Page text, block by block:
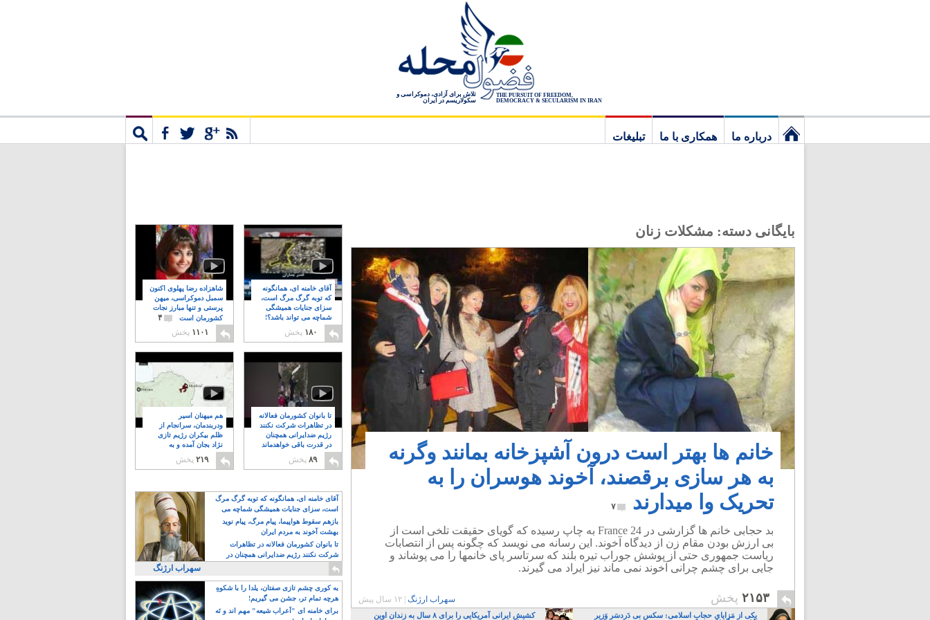
THE PURSUIT OF FREEDOM,
DEMOCRACY & SECULARISM IN IRAN
تلاش برای آزادی، دموکراسی و
سکولاریسم در ایران
درباره ما همکاری با ما
تبلیغات
بایگانی دسته: مشکلات زنان
خانم ها بهتر است درون آشپزخانه بمانند وگرنه
به هر سازی برقصند، آخوند هوسران را به
تحریک وا میدارند
۷
بد حجابی خانم ها گزارشی در France 24 به چاپ رسیده که گویای حقیقت تلخی است از
بی ارزش بودن مقام زن از دیدگاه آخوند. این رسانه می نویسد که چگونه پس از انتصابات
ریاست جمهوری حتی از پوشش جوراب تیره بلند که سرتاسر پای خانمها را می پوشاند و
جایی برای چشم چرانی آخوند نمی ماند نیز ایراد می گیرند.
۲۱۵۳ پخش سهراب ارژنگ ۱۲ سال پیش
یکی از مَزایایِ حجابِ اسلامی: سکسِ بی دَردسَرِ وَزیر
کشیش ایرانی آمریکایی را برای ۸ سال به زندان اوین
شاهزاده رضا پهلوی اکنون
سمبل دموکراسی، میهن
پرستی و تنها مبارز نجات
کشورمان است
۴
۱۱۰۱ پخش
آقای خامنه ای، همانگونه
که توبه گرگ مرگ است،
سزای جنایات همیشگی
شماچه می تواند باشد؟!
۸
۱۸۰ پخش
هم میهنان اسیر
ودربندمان، سرانجام از
ظلم بیکران رژیم تازی
نژاد بجان آمده و به
۲۱۹ پخش
تا بانوان کشورمان فعالانه
در تظاهرات شرکت نکنند
رژیم ضدایرانی همچنان
در قدرت باقی خواهدماند
۸
۸۹ پخش
آقای خامنه ای، همانگونه که توبه گرگ مرگ
است، سزای جنایات همیشگی شماچه می
تواند باشد؟!
بازهم سقوط هواپیما، پیام مرگ، پیام نوید
بهشت آخوند به مردم ایران
تا بانوان کشورمان فعالانه در تظاهرات
شرکت نکنند رژیم ضدایرانی همچنان در
قدرت باقی خواهدماند
سهراب ارژنگ
به کوری چشم تازی صفتان، یلدا را با شکوهِ
هرچه تمام تر، جشن می گیریم!
برای خامنه ای "اَعراب شیعه" مهم اند و نَه